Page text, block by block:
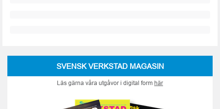
SVENSK VERKSTAD MAGASIN
Läs gärna våra utgåvor i digital form här